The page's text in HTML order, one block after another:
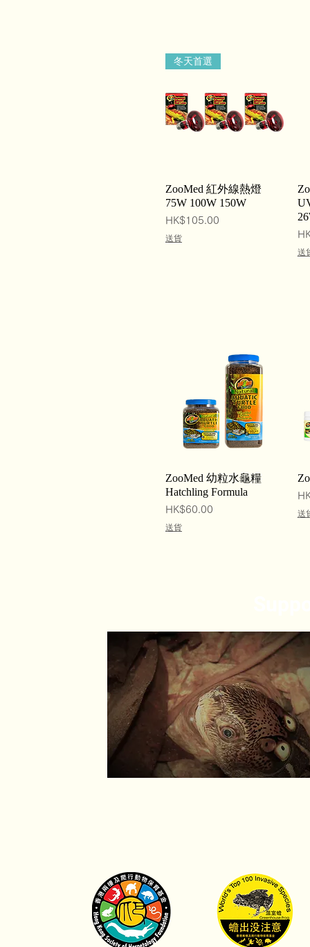
Quick View
冬天首選
ZooMed 紅外線熱燈
75W 100W 150W
Price
HK$105.00
送貨
送
Quick View
ZooMed 幼粒水龜糧
Hatchling Formula
Price
HK$60.00
送貨
送